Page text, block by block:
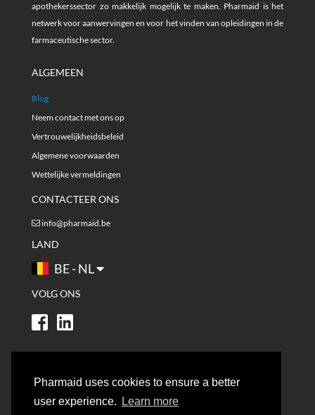
Pharmaid uses cookies to ensure a better
user experience.
Learn more
apothekerssector zo makkelijk mogelijk te maken. Pharmaid is het
netwerk voor aanwervingen en voor het vinden van opleidingen in de
farmaceutische sector.
ALGEMEEN
Blog
Neem contact met ons op
Vertrouwelijkheidsbeleid
Algemene voorwaarden
Wettelijke vermeldingen
CONTACTEER ONS
info@pharmaid.be
LAND
BE - NL
VOLG ONS